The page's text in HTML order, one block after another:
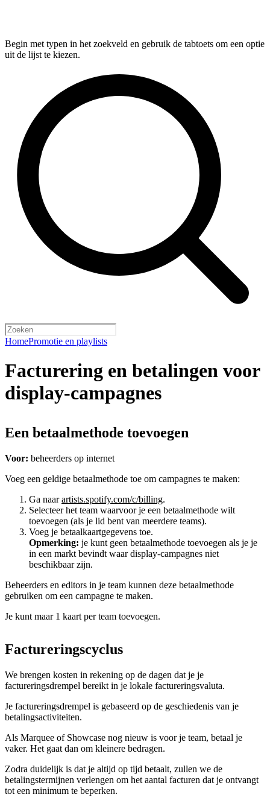
Begin met typen in het zoekveld en gebruik de tabtoets om een optie
uit de lijst te kiezen.
HomePromotie en playlists
Facturering en betalingen voor
display-campagnes
Een betaalmethode toevoegen
Voor: beheerders op internet
Voeg een geldige betaalmethode toe om campagnes te maken:
Ga naarartists.spotify.com/c/billing.
Selecteer het team waarvoor je een betaalmethode wilt
toevoegen (als je lid bent van meerdere teams).
Voeg je betaalkaartgegevens toe.
Opmerking: je kunt geen betaalmethode toevoegen als je je
in een markt bevindt waar display-campagnes niet
beschikbaar zijn.
Beheerders en editors in je team kunnen deze betaalmethode
gebruiken om een campagne te maken.
Je kunt maar 1 kaart per team toevoegen.
Factureringscyclus
We brengen kosten in rekening op de dagen dat je je
factureringsdrempel bereikt in je lokale factureringsvaluta.
Je factureringsdrempel is gebaseerd op de geschiedenis van je
betalingsactiviteiten.
Als Marquee of Showcase nog nieuw is voor je team, betaal je
vaker. Het gaat dan om kleinere bedragen.
Zodra duidelijk is dat je altijd op tijd betaalt, zullen we de
betalingstermijnen verlengen om het aantal facturen dat je ontvangt
tot een minimum te beperken.